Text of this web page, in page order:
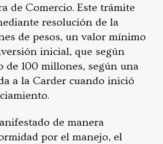
de Comercio. Este trámite
resolución de la
de pesos, un valor mínimo
inicial, que según
de 100 millones, según una
a la Carder cuando inició
de manera
por el manejo, el